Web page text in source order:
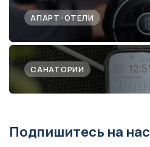
АПАРТ-ОТЕЛИ
САНАТОРИИ
Подпишитесь на нас